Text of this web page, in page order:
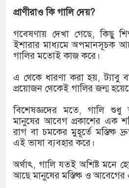
প্রাণীরাও কি গালি দেয়?
গবেষণায় দেখা গেছে, কিছু
ইশারার মাধ্যমে অপমানসূচক
গালির মতোই কাজ করে।
এ থেকে ধারণা করা হয়, ট্যাবু
প্রয়োজন থেকেই গালির জন্ম
বিশেষজ্ঞদের মতে, গালি শুধু
মানুষের আবেগ প্রকাশের এক
রাগ বা চমকের মুহূর্তে মস্তিষ্ক
এই ভাষা ব্যবহার করে।
অর্থাৎ, গালি যতই অশিষ্ট মনে
আছে মানুষের মস্তিষ্ক ও আবেগের